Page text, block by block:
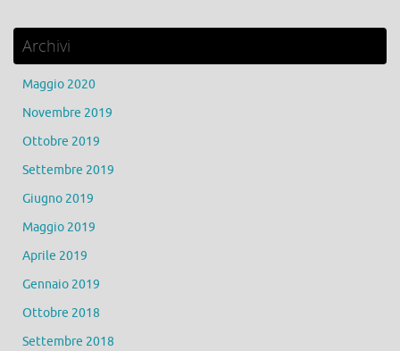
Archivi
Maggio 2020
Novembre 2019
Ottobre 2019
Settembre 2019
Giugno 2019
Maggio 2019
Aprile 2019
Gennaio 2019
Ottobre 2018
Settembre 2018